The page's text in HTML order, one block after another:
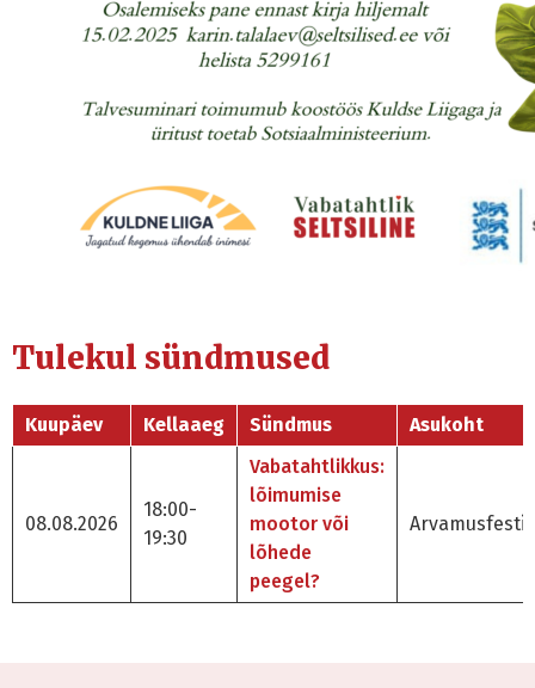
Tulekul sündmused
Kuupäev Kellaaeg Sündmus Asukoht
08.08.2026
18:00-
19:30
Vabatahtlikkus:
lõimumise
mootor või
lõhede
peegel?